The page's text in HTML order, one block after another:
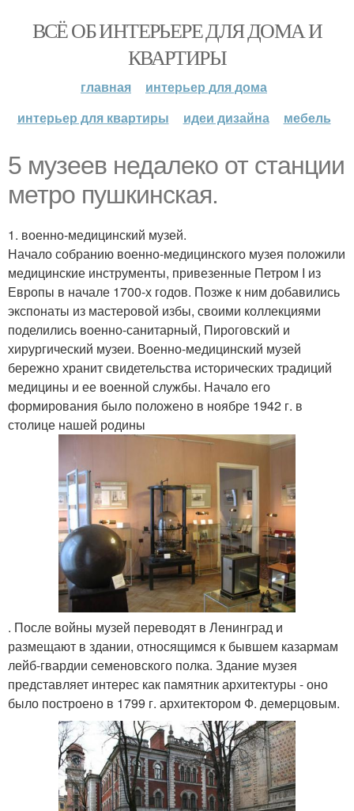
ВСЁ ОБ ИНТЕРЬЕРЕ ДЛЯ ДОМА И
КВАРТИРЫ
главная
интерьер для дома
интерьер для квартиры
идеи дизайна мебель
5 музеев недалеко от станции
метро пушкинская.
1. военно-медицинский музей.
Начало собранию военно-медицинского музея положили
медицинские инструменты, привезенные Петром I из
Европы в начале 1700-х годов. Позже к ним добавились
экспонаты из мастеровой избы, своими коллекциями
поделились военно-санитарный, Пироговский и
хирургический музеи. Военно-медицинский музей
бережно хранит свидетельства исторических традиций
медицины и ее военной службы. Начало его
формирования было положено в ноябре 1942 г. в
столице нашей родины
. После войны музей переводят в Ленинград и
размещают в здании, относящимся к бывшем казармам
лейб-гвардии семеновского полка. Здание музея
представляет интерес как памятник архитектуры - оно
было построено в 1799 г. архитектором Ф. демерцовым.